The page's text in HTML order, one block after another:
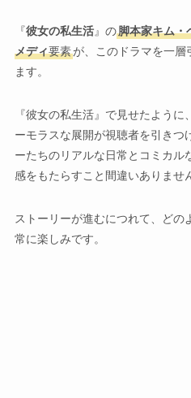
『彼女の私生活』の脚本家キム・
メディ要素が、このドラマを一層
ます。
『彼女の私生活』で見せたよう
ーモラスな展開が視聴者を引きつ
ーたちのリアルな日常とコミカル
感をもたらすこと間違いありませ
ストーリーが進むにつれて、どの
常に楽しみです。